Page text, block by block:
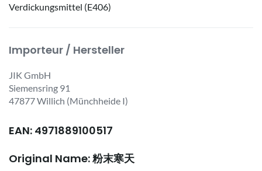
Verdickungsmittel (E406)
Importeur / Hersteller
JIK GmbH
Siemensring 91
47877 Willich (Münchheide I)
EAN: 4971889100517
Original Name: 粉末寒天